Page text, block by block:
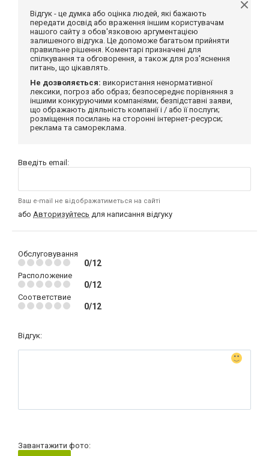
Відгук - це думка або оцінка людей, які бажають
передати досвід або враження іншим користувачам
нашого сайту з обов'язковою аргументацією
залишеного відгука. Це допоможе багатьом прийняти
правильне рішення. Коментарі призначені для
спілкування та обговорення, а також для роз'яснення
питань, що цікавлять.
Не дозволяється: використання ненормативної
лексики, погроз або образ; безпосереднє порівняння з
іншими конкуруючими компаніями; безпідставні заяви,
що ображають діяльність компанії і / або її послуги;
розміщення посилань на сторонні інтернет-ресурси;
реклама та самореклама.
Введіть email:
Ваш e-mail не відображатиметься на сайті
або Авторизуйтесь для написання відгуку
Обслуговування
0/12
Расположение
0/12
Соответствие
0/12
Відгук:
Завантажити фото: